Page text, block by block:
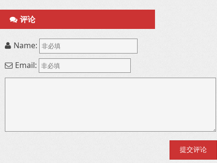
评论
Name:
Email: